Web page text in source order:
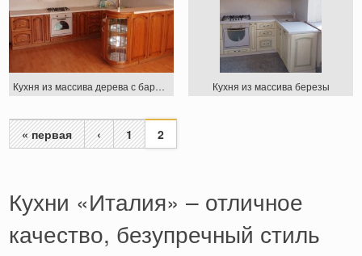
Кухня из массива дерева с барной стойкой Кухня из массива березы
Страницы
« первая ‹ 1 2
Кухни «Италия» – отличное
качество, безупречный стиль